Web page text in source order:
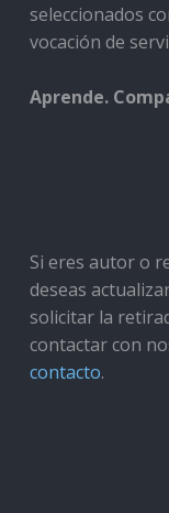
seleccionados
vocación de
Aprende.
Si eres autor o
deseas
solicitar la
contactar con
contacto.